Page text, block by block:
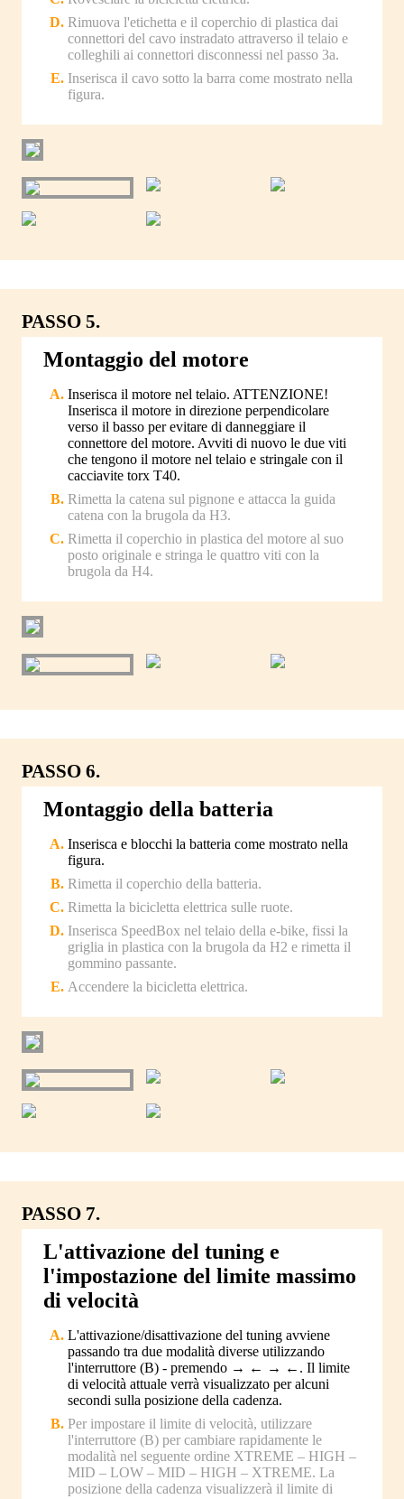
Rimuova l'etichetta e il coperchio di plastica dai
connettori del cavo instradato attraverso il telaio e
colleghili ai connettori disconnessi nel passo 3a.
Inserisca il cavo sotto la barra come mostrato nella
figura.
PASSO 5.
Montaggio del motore
Inserisca il motore nel telaio. ATTENZIONE!
Inserisca il motore in direzione perpendicolare
verso il basso per evitare di danneggiare il
connettore del motore. Avviti di nuovo le due viti
che tengono il motore nel telaio e stringale con il
cacciavite torx T40.
Rimetta la catena sul pignone e attacca la guida
catena con la brugola da H3.
Rimetta il coperchio in plastica del motore al suo
posto originale e stringa le quattro viti con la
brugola da H4.
PASSO 6.
Montaggio della batteria
Inserisca e blocchi la batteria come mostrato nella
figura.
Rimetta il coperchio della batteria.
Rimetta la bicicletta elettrica sulle ruote.
Inserisca SpeedBox nel telaio della e-bike, fissi la
griglia in plastica con la brugola da H2 e rimetta il
gommino passante.
Accendere la bicicletta elettrica.
PASSO 7.
L'attivazione del tuning e
l'impostazione del limite massimo
di velocità
L'attivazione/disattivazione del tuning avviene
passando tra due modalità diverse utilizzando
l'interruttore (B) - premendo → ← → ←. Il limite
di velocità attuale verrà visualizzato per alcuni
secondi sulla posizione della cadenza.
Per impostare il limite di velocità, utilizzare
l'interruttore (B) per cambiare rapidamente le
modalità nel seguente ordine XTREME – HIGH –
MID – LOW – MID – HIGH – XTREME. La
posizione della cadenza visualizzerà il limite di